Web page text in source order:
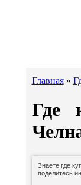
Главная»
Где
Знаете где
поделитесь